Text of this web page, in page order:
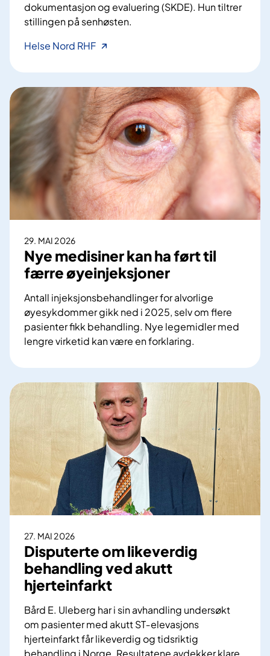
dokumentasjon og evaluering (SKDE). Hun tiltrer
stillingen på senhøsten.
Helse Nord RHFN
b
l
i
r
h
u
n
m
e
d
i
n
s
k
å
d
g
e
r
i
K
29. MAI 2026
Nye medisiner kan ha ført til
færre øyeinjeksjoner
Antall injeksjonsbehandlinger for alvorlige
øyesykdommer gikk ned i 2025, selv om flere
pasienter fikk behandling. Nye legemidler med
lengre virketid kan være en forklaring.
y
e
d
i
n
r
a
n
h
a
ø
r
t
27. MAI 2026
Disputerte om likeverdig
behandling ved akutt
hjerteinfarkt
Bård E. Uleberg har i sin avhandling undersøkt
om pasienter med akutt ST‑elevasjons
hjerteinfarkt får likeverdig og tidsriktig
behandling i Norge. Resultatene avdekker klare